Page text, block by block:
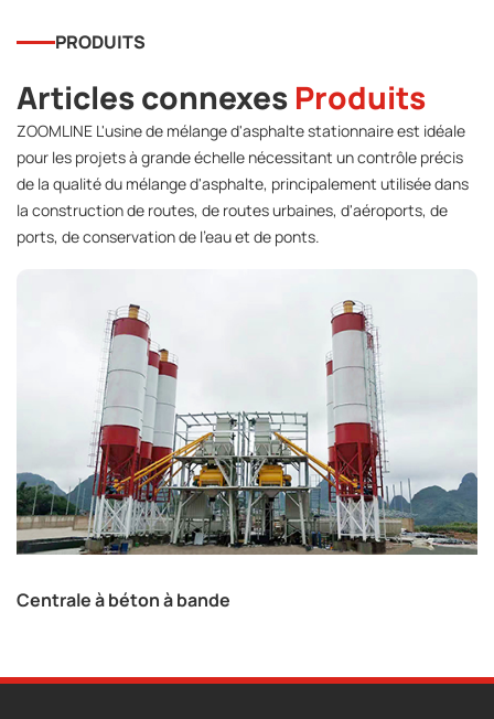
PRODUITS
Articles connexes Produits
ZOOMLINE L'usine de mélange d'asphalte stationnaire est idéale
pour les projets à grande échelle nécessitant un contrôle précis
de la qualité du mélange d'asphalte, principalement utilisée dans
la construction de routes, de routes urbaines, d'aéroports, de
ports, de conservation de l'eau et de ponts.
Centrale à béton à bande